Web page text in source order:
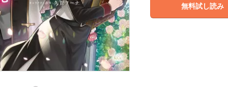
無料試し読み